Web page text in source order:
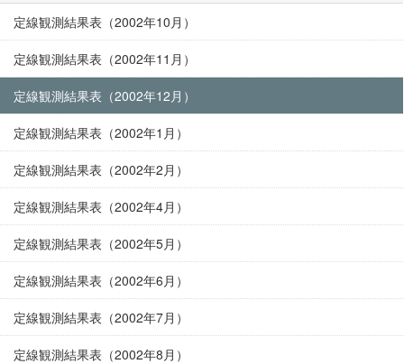
定線観測結果表（2002年10月）
定線観測結果表（2002年11月）
定線観測結果表（2002年12月）
定線観測結果表（2002年1月）
定線観測結果表（2002年2月）
定線観測結果表（2002年4月）
定線観測結果表（2002年5月）
定線観測結果表（2002年6月）
定線観測結果表（2002年7月）
定線観測結果表（2002年8月）